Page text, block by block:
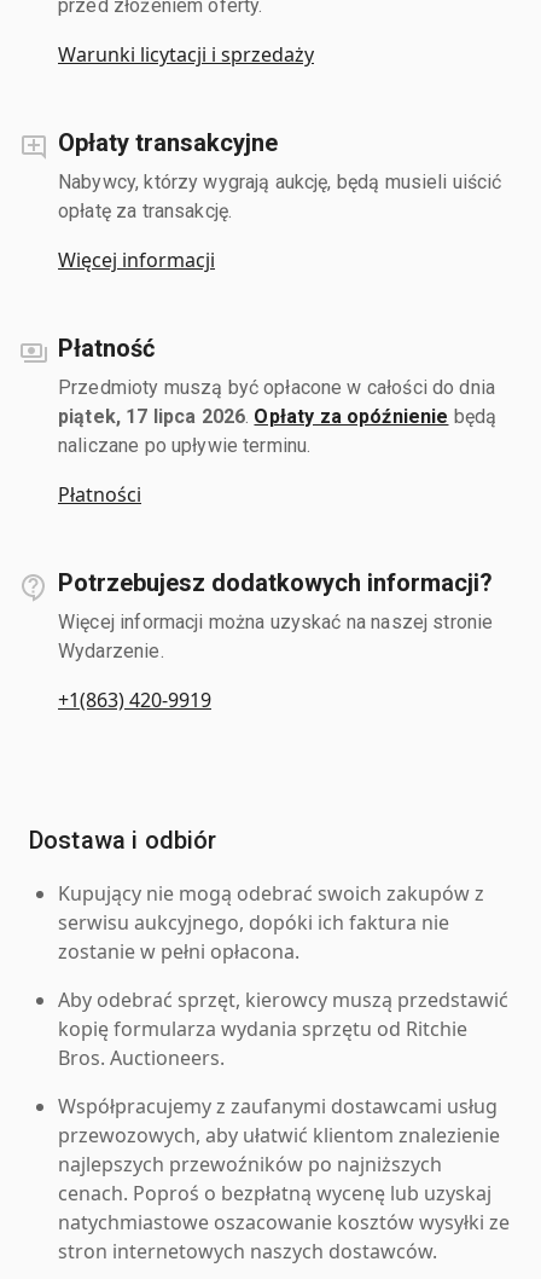
przed złożeniem oferty.
Warunki licytacji i sprzedaży
Opłaty transakcyjne
Nabywcy, którzy wygrają aukcję, będą musieli uiścić
opłatę za transakcję.
Więcej informacji
Płatność
Przedmioty muszą być opłacone w całości do dnia
piątek, 17 lipca 2026 Opłaty za opóźnienie będą
naliczane po upływie terminu.
Płatności
Potrzebujesz dodatkowych informacji?
Więcej informacji można uzyskać na naszej stronie
Wydarzenie.
+1(863) 420-9919
Dostawa i odbiór
Kupujący nie mogą odebrać swoich zakupów z
serwisu aukcyjnego, dopóki ich faktura nie
zostanie w pełni opłacona.
Aby odebrać sprzęt, kierowcy muszą przedstawić
kopię formularza wydania sprzętu od Ritchie
Bros. Auctioneers.
Współpracujemy z zaufanymi dostawcami usług
przewozowych, aby ułatwić klientom znalezienie
najlepszych przewoźników po najniższych
cenach. Poproś o bezpłatną wycenę lub uzyskaj
natychmiastowe oszacowanie kosztów wysyłki ze
stron internetowych naszych dostawców.